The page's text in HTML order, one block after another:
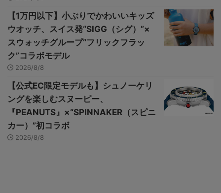
【1万円以下】小ぶりでかわいいキッズ
ウオッチ、スイス発“SIGG（シグ）”×
スウォッチグループ“フリックフラッ
ク”コラボモデル
2026/8/8
【公式EC限定モデルも】シュノーケリ
ングを楽しむスヌーピー、
『PEANUTS』×“SPINNAKER（スピニ
カー）”初コラボ
2026/8/8